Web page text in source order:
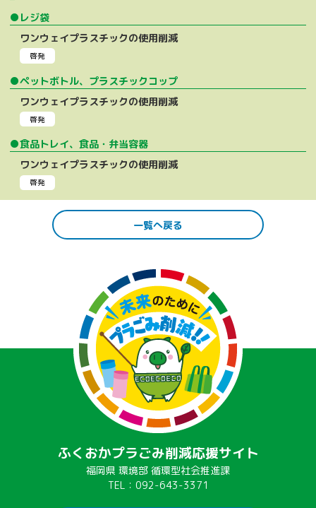
●レジ袋
ワンウェイプラスチックの使用削減
啓発
●ペットボトル、プラスチックコップ
ワンウェイプラスチックの使用削減
啓発
●食品トレイ、食品・弁当容器
ワンウェイプラスチックの使用削減
啓発
一覧へ戻る
ふくおかプラごみ削減応援サイト
福岡県 環境部 循環型社会推進課
TEL：092-643-3371